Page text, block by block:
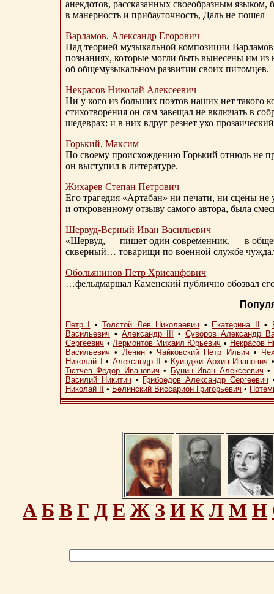
анекдотов, рассказанных своеобразным
в манерность и прибауточность, Даль не пошел
Варламов, Александр Егорович
Над теорией музыкальной композиции
познаниях, которые могли быть вынесены им из
об общемузыкальном развитии своих питомцев.
Некрасов Николай Алексеевич
Ни у кого из больших поэтов наших нет такого
стихотворения он сам завещал не включать в
шедеврах: и в них вдруг резнет ухо
Горький, Максим
По своему происхождению Горький отнюдь не
он выступил в литературе.
Жихарев Степан Петрович
Его трагедия «Артабан» ни печати, ни сцены
и откровенному отзыву самого автора, была
Шервуд-Верный Иван Васильевич
«Шервуд, — пишет один современник, — в
скверный… товарищи по военной службе
Обольянинов Петр Хрисанфович
…фельдмаршал Каменский публично обозвал
Петр I •Толстой Лев Николаевич • Екатерина II •
Васильевич • Александр III • Суворов Александр
Сергеевич •Лермонтов Михаил Юрьевич • Некрасов
Васильевич • Ленин• Чайковский Петр Ильич •
Николай I
• Александр II • Куинджи Архип Иванович
Тютчев Федор Иванович • Бунин Иван Алексеевич •
Василий Никитич • Грибоедов Александр Сергеевич
Николай II
• Белинский Виссарион Григорьевич •
А Б В Г Д Е Ж З И К Л М Н